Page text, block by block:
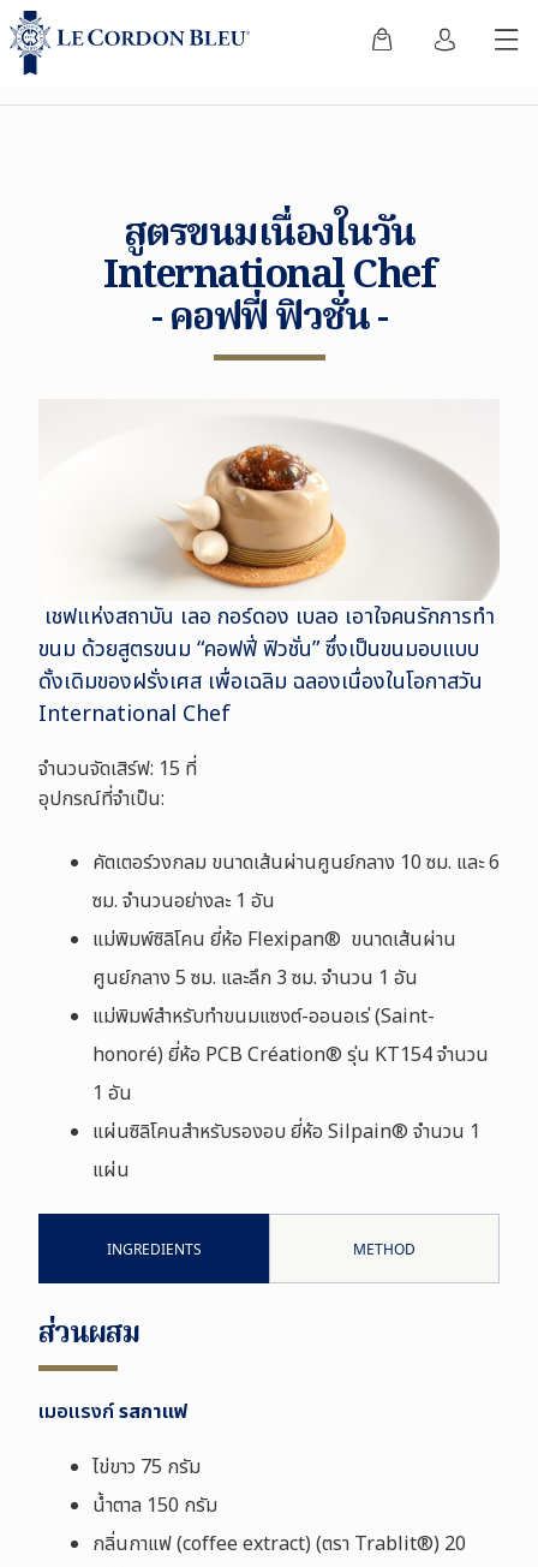
สูตรขนมเนื่องในวัน
International Chef
- คอฟฟี่ ฟิวชั่น -
เชฟแห่งสถาบัน เลอ กอร์ดอง เบลอ เอาใจคนรักการทำ
ขนม ด้วยสูตรขนม “คอฟฟี่ ฟิวชั่น” ซึ่งเป็นขนมอบแบบ
ดั้งเดิมของฝรั่งเศส เพื่อเฉลิม ฉลองเนื่องในโอกาสวัน
International Chef
จำนวนจัดเสิร์ฟ: 15 ที่
อุปกรณ์ที่จำเป็น:
คัตเตอร์วงกลม ขนาดเส้นผ่านศูนย์กลาง 10 ซม. และ6
ซม. จำนวนอย่างละ 1 อัน
แม่พิมพ์ซิลิโคน ยี่ห้อ Flexipan® ขนาดเส้นผ่าน
ศูนย์กลาง 5 ซม. และลึก 3 ซม. จำนวน 1 อัน
แม่พิมพ์สำหรับทำขนมแซงต์-ออนอเร่ (Saint-
honoré) ยี่ห้อ PCB Création® รุ่น KT154จำนวน
1 อัน
แผ่นซิลิโคนสำหรับรองอบ ยี่ห้อ Silpain® จำนวน 1
แผ่น
INGREDIENTS METHOD
ส่วนผสม
เมอแรงก์รสกาแฟ
ไข่ขาว 75 กรัม
น้ำตาล 150 กรัม
กลิ่นกาแฟ(coffee extract) (ตราTrablit®) 20